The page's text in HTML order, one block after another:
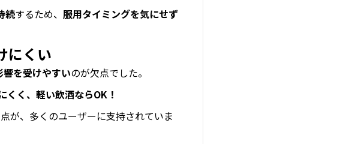
続するため、 服用タイミングを気にせず
にくい
を受けやすいのが欠点でした。
くく、軽い飲酒ならOK！
が、多くのユーザーに支持されていま